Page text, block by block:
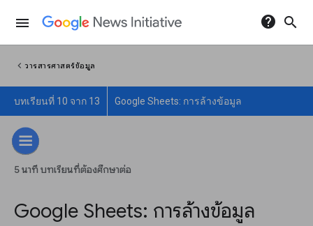
menu help search
chevron_left วารสารศาสตร์ข้อมูล
บทเรียนที่ 10 จาก 13 Google Sheets: การล้างข้อมูล
5 นาที บทเรียนที่ต้องศึกษาต่อ
Google Sheets: การล้างข้อมูล